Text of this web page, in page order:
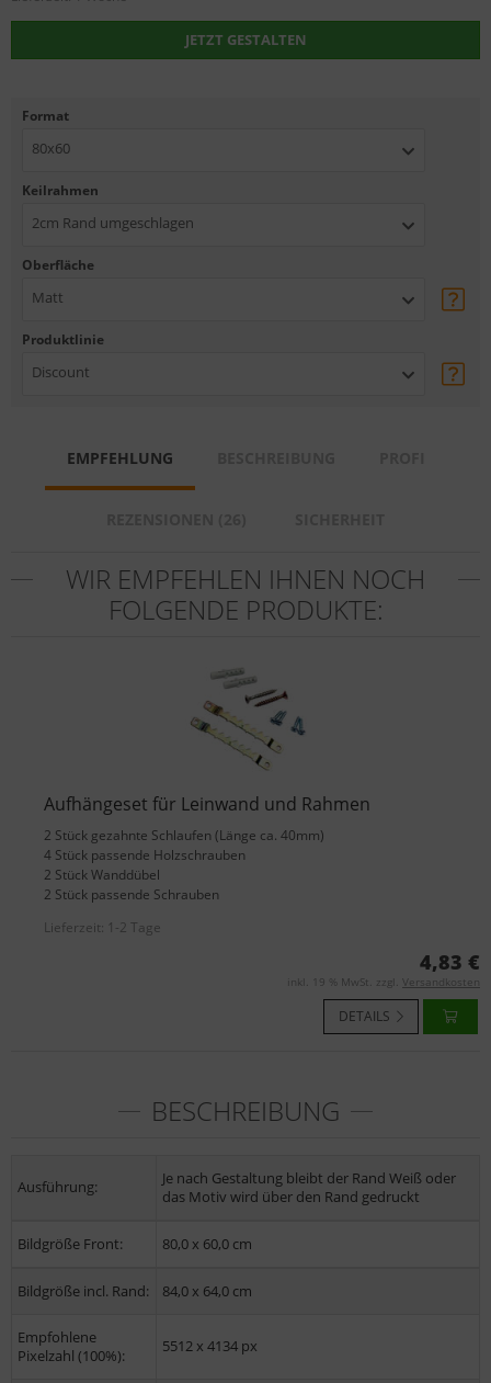
JETZT GESTALTEN
Format
80x60
Keilrahmen
2cm Rand umgeschlagen
Oberfläche
Matt
Produktlinie
Discount
EMPFEHLUNG
WIR EMPFEHLEN IHNEN NOCH
FOLGENDE PRODUKTE:
Aufhängeset für Leinwand und Rahmen
2 Stück gezahnte Schlaufen (Länge ca. 40mm)
4 Stück passende Holzschrauben
2 Stück Wanddübel
2 Stück passende Schrauben
Lieferzeit: 1-2 Tage
4,83 €
inkl. 19 % MwSt. zzgl. Versandkosten
DETAILS
BESCHREIBUNG
Ausführung:
Je nach Gestaltung bleibt der Rand Weiß oder
das Motiv wird über den Rand gedruckt
Bildgröße Front: 80,0 x 60,0 cm
Bildgröße incl. Rand: 84,0 x 64,0 cm
Empfohlene
Pixelzahl (100%):
5512 x 4134 px